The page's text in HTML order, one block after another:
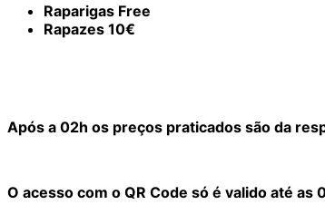
Raparigas Free
Rapazes 10€
Após a 02h os preços praticados são da
O acesso com o QR Code só é valido até as